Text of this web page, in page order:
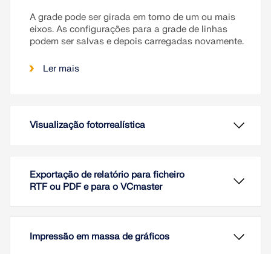
A grade pode ser girada em torno de um ou mais
eixos. As configurações para a grade de linhas
podem ser salvas e depois carregadas novamente.
Ler mais
Visualização fotorrealística
Exportação de relatório para ficheiro
RTF ou PDF e para o VCmaster
Impressão em massa de gráficos